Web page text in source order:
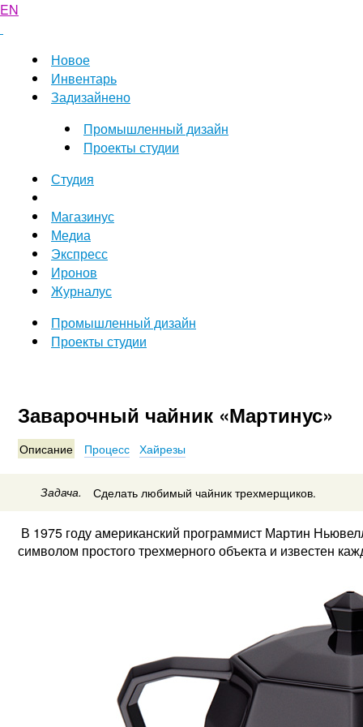
EN
Новое
Инвентарь
Задизайнено
Промышленный дизайн
Проекты студии
Студия
Магазинус
Медиа
Экспресс
Иронов
Журналус
Промышленный дизайн
Проекты студии
Заварочный чайник «Мартинус»
Описание Процесс Хайрезы
Задача. Сделать любимый чайник трехмерщиков.
В 1975 году американский программист Мартин
символом простого трехмерного объекта и известен